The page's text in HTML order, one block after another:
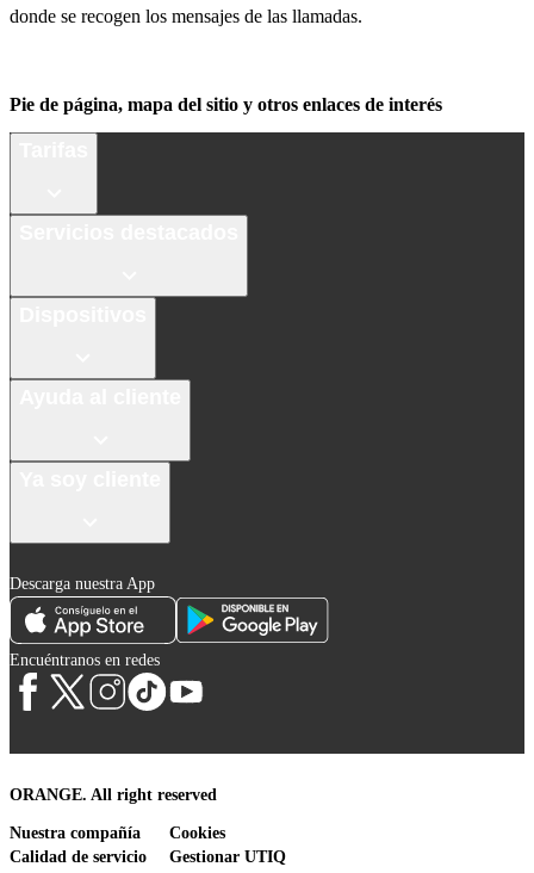
donde se recogen los mensajes de las llamadas.
Pie de página, mapa del sitio y otros enlaces de interés
Descarga nuestra App
Encuéntranos en redes
ORANGE. All right reserved
Nuestra compañía
Calidad de servicio
Cookies
Gestionar UTIQ